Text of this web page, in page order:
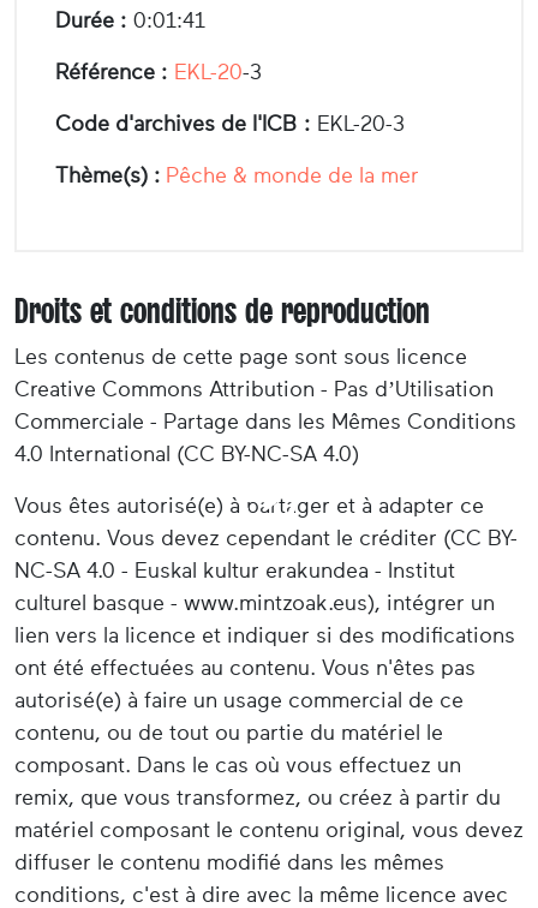
Durée : 0:01:41
Référence : EKL-20-3
Code d'archives de l'ICB : EKL-20-3
Thème(s) : Pêche & monde de la mer
Droits et conditions de reproduction
Les contenus de cette page sont sous licence
Creative Commons Attribution - Pas d’Utilisation
Commerciale - Partage dans les Mêmes Conditions
4.0 International (CC BY-NC-SA 4.0)
Vous êtes autorisé(e) à partager et à adapter ce
contenu. Vous devez cependant le créditer (CC BY-
NC-SA 4.0 - Euskal kultur erakundea - Institut
culturel basque - www.mintzoak.eus), intégrer un
lien vers la licence et indiquer si des modifications
ont été effectuées au contenu. Vous n'êtes pas
autorisé(e) à faire un usage commercial de ce
contenu, ou de tout ou partie du matériel le
composant. Dans le cas où vous effectuez un
remix, que vous transformez, ou créez à partir du
matériel composant le contenu original, vous devez
diffuser le contenu modifié dans les mêmes
conditions, c'est à dire avec la même licence avec